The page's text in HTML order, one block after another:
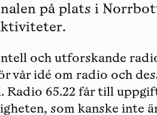
på plats i
och utforskande
vår idé om radio och
Radio 65.22 får till
som kanske inte